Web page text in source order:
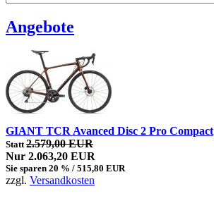
Angebote
GIANT TCR Avanced Disc 2 Pro Compact
Statt2.579,00 EUR
Nur 2.063,20 EUR
Sie sparen 20 % / 515,80 EUR
zzgl. Versandkosten